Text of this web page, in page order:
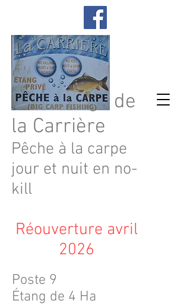
Les étangs de
la Carrière
Pêche à la carpe
jour et nuit en no-
kill
Réouverture avril
2026
Poste 9
Étang de 4 Ha